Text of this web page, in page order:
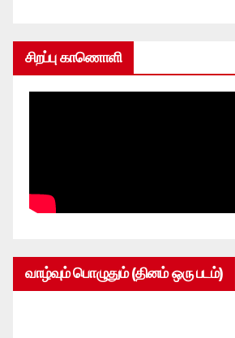
சிறப்பு காணொளி
வாழ்வும் பொழுதும் (தினம் ஒரு படம்)